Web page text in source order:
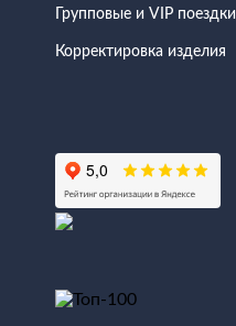
Групповые и VIP поездки
Корректировка изделия